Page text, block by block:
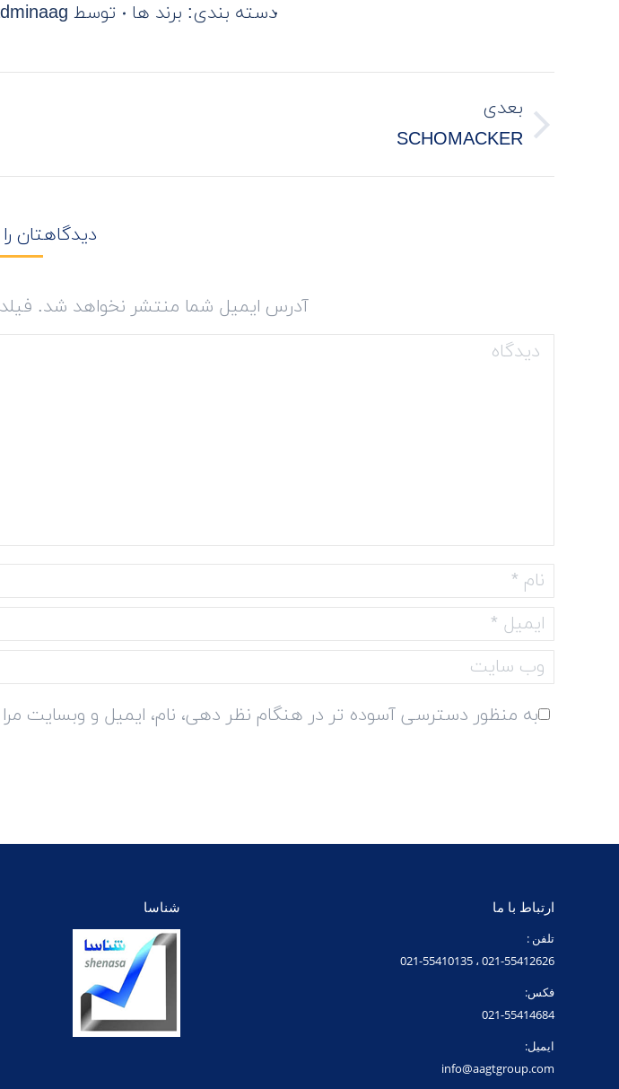
دسته بندی: برند ها توسط
NAVIGATION
بعدی
Next
SCHOMACKER
دیدگاهتان
آدرس ایمیل شما منتشر نخواهد شد.
دیدگاه
نام *
ایمیل *
وب سایت
به منظور دسترسی آسوده تر در هنگام نظر دهی، نام، ایمیل و وبسایت
ارتباط با ما
تلفن :
021-55412626 ، 021-55410135
فکس:
021-55414684
ایمیل:
info@aagtgroup.com
شناسا